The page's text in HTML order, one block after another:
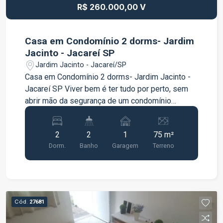
R$ 260.000,00 V
Casa em Condomínio 2 dorms- Jardim
Jacinto - Jacareí SP
Jardim Jacinto - Jacareí/SP
Casa em Condomínio 2 dorms- Jardim Jacinto -
Jacareí SP Viver bem é ter tudo por perto, sem
abrir mão da segurança de um condomínio
fechado. Este sobrado é perfeito para quem
busca praticidade e qualidade de vida. Conheça
mais: - 2 Dormitórios - 1 Banheiro - 1 Lavabo - 1
vaga de garagem fixa - 64m² ?Aqui, os fins de
semana ganham um novo significado com uma
amigos. - Quadra esportiva e playground para a
energia das crianças. ?- Espaço pet ?Agende sua
visita hoje mesmo para conhecer o decorado e
2
Dorm.
2
Banho
1
Garagem
75 m²
Terreno
Cód. 27681